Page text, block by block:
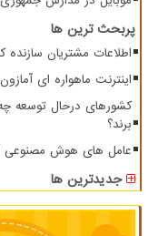
پربحث ترین ها
اطلاعات مشتریان سازنده
اینترنت ماهواره ای
کشورهای درحال توسعه
برند؟
عامل های هوش مصنوعی
جدیدترین ها